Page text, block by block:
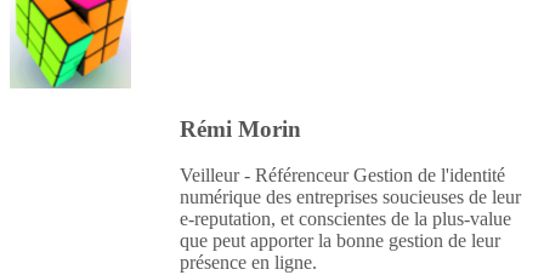
Rémi Morin
Veilleur - Référenceur Gestion de l'identité
numérique des entreprises soucieuses de leur
e-reputation, et conscientes de la plus-value
que peut apporter la bonne gestion de leur
présence en ligne.